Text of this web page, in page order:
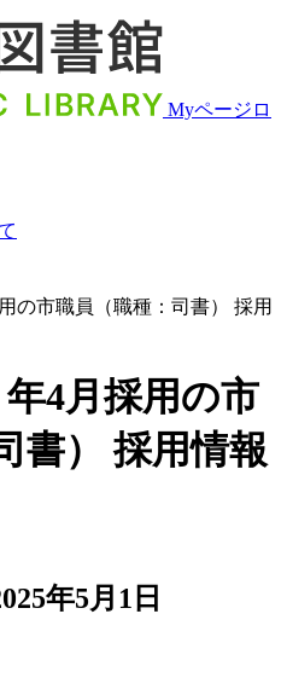
Myページロ
の市職員（職種：司書） 採用
4月採用の市
書） 採用情報
年5月1日